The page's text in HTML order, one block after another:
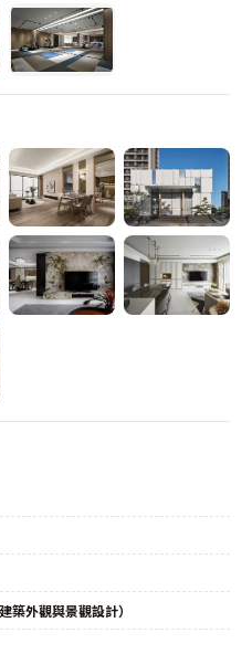
築外觀與景觀設計）